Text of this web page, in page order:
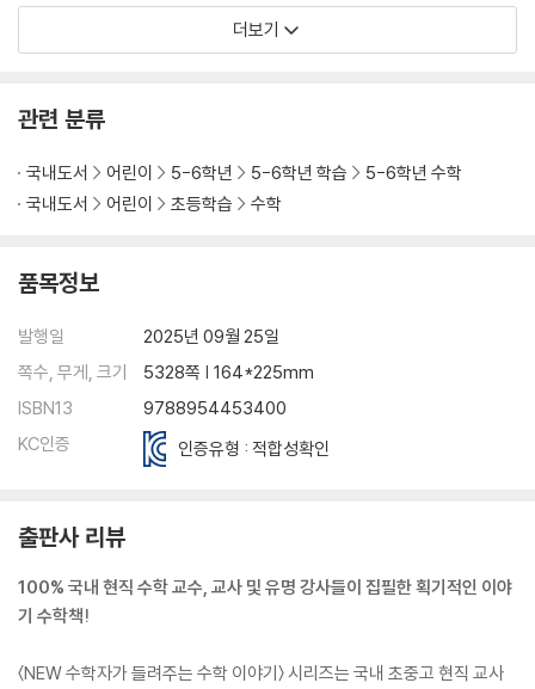
더보기
관련 분류
국내도서 어린이 5-6학년 5-6학년 학습
5-6학년 수학
국내도서
어린이 초등학습 수학
품목정보
발행일
2025년 09월 25일
쪽수, 무게, 크기
5328쪽 | 164*225mm
ISBN13
9788954453400
KC인증
인증유형 : 적합성확인
출판사 리뷰
100% 국내 현직 수학 교수, 교사 및 유명 강사들이 집필한 획기적인 이야
기 수학책!
〈NEW 수학자가 들려주는 수학 이야기〉 시리즈는 국내 초중고 현직 교사